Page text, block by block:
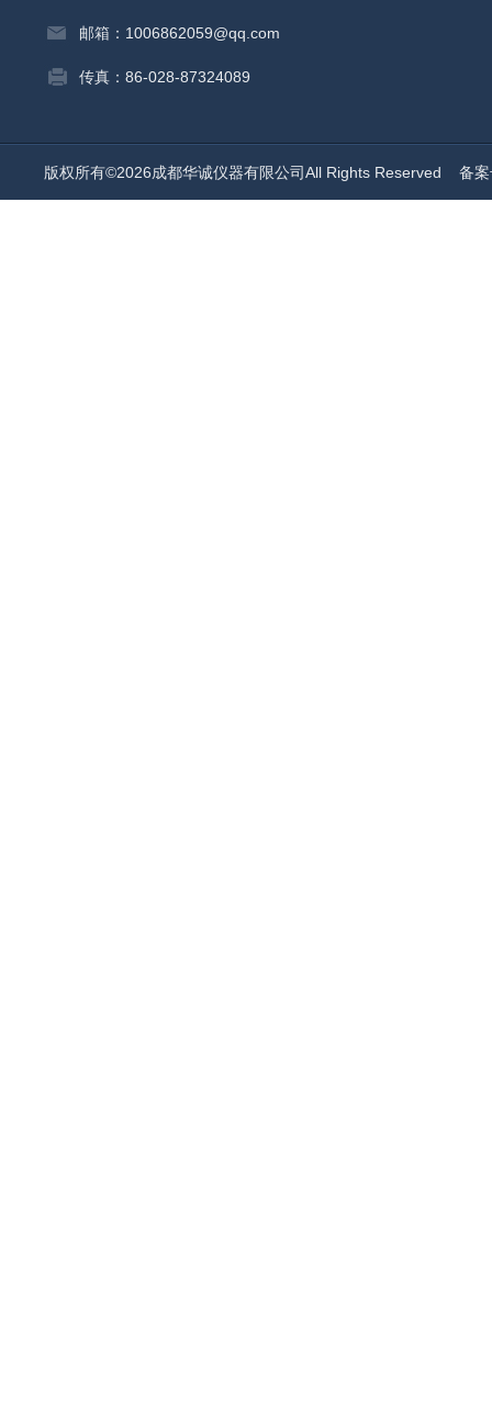
邮箱：1006862059@qq.com
传真：86-028-87324089
版权所有©2026成都华诚仪器有限公司All Rights Reserved 备